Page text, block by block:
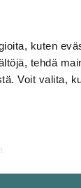
kuten
tehdä
Voit valita,